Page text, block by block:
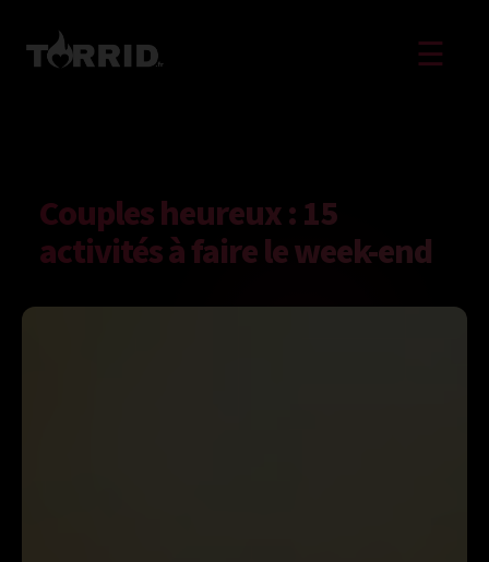
☰
Couples heureux : 15
activités à faire le week-end